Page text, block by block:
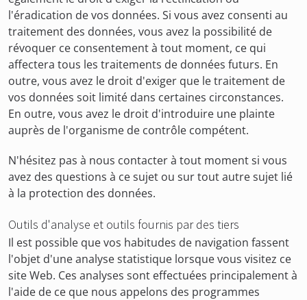
l'éradication de vos données. Si vous avez consenti au
traitement des données, vous avez la possibilité de
révoquer ce consentement à tout moment, ce qui
affectera tous les traitements de données futurs. En
outre, vous avez le droit d'exiger que le traitement de
vos données soit limité dans certaines circonstances.
En outre, vous avez le droit d'introduire une plainte
auprès de l'organisme de contrôle compétent.
N'hésitez pas à nous contacter à tout moment si vous
avez des questions à ce sujet ou sur tout autre sujet lié
à la protection des données.
Outils d'analyse et outils fournis par des tiers
Il est possible que vos habitudes de navigation fassent
l'objet d'une analyse statistique lorsque vous visitez ce
site Web. Ces analyses sont effectuées principalement à
l'aide de ce que nous appelons des programmes